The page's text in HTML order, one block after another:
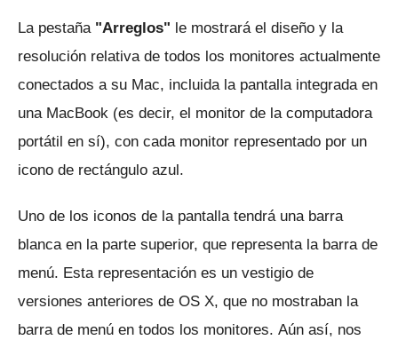
La pestaña "Arreglos" le mostrará el diseño y la
resolución relativa de todos los monitores actualmente
conectados a su Mac, incluida la pantalla integrada en
una MacBook (es decir, el monitor de la computadora
portátil en sí), con cada monitor representado por un
icono de rectángulo azul.
Uno de los iconos de la pantalla tendrá una barra
blanca en la parte superior, que representa la barra de
menú. Esta representación es un vestigio de
versiones anteriores de OS X, que no mostraban la
barra de menú en todos los monitores. Aún así, nos